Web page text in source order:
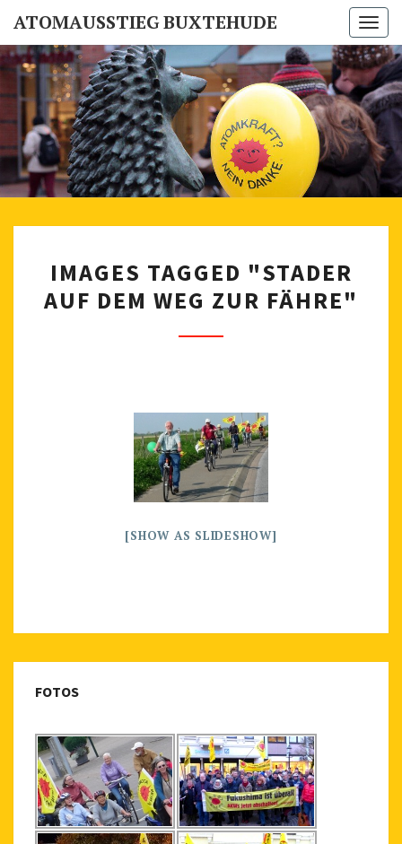
ATOMAUSSTIEG BUXTEHUDE
Buxtehuder
Mahnwache
Für Den
Atomausstieg
M
A
A
G
G
E
"
D
E
U
F
D
E
M
IMAGES TAGGED "STADER
AUF DEM WEG ZUR FÄHRE"
[SHOW AS SLIDESHOW]
FOTOS